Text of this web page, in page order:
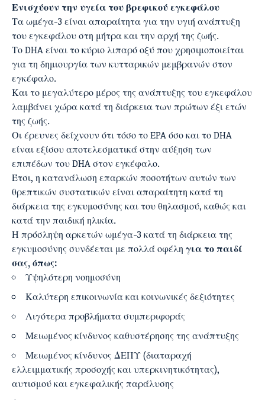
Ενισχύουν την υγεία του βρεφικού εγκεφάλου
Τα ωμέγα-3 είναι απαραίτητα για την υγιή ανάπτυξη
του εγκεφάλου στη μήτρα και την αρχή της ζωής.
Το DHA είναι το κύριο λιπαρό οξύ που χρησιμοποιείται
για τη δημιουργία των κυτταρικών μεμβρανών στον
εγκέφαλο.
Και το μεγαλύτερο μέρος της ανάπτυξης του εγκεφάλου
λαμβάνει χώρα κατά τη διάρκεια των πρώτων έξι ετών
της ζωής.
Οι έρευνες δείχνουν ότι τόσο το EPA όσο και το DHA
είναι εξίσου αποτελεσματικά στην αύξηση των
επιπέδων του DHA στον εγκέφαλο.
Έτσι, η κατανάλωση επαρκών ποσοτήτων αυτών των
θρεπτικών συστατικών είναι απαραίτητη κατά τη
διάρκεια της εγκυμοσύνης και του θηλασμού, καθώς και
κατά την παιδική ηλικία.
Η πρόσληψη αρκετών ωμέγα-3 κατά τη διάρκεια της
εγκυμοσύνης συνδέεται με πολλά οφέλη για το παιδί
σας, όπως:
Υψηλότερη νοημοσύνη
Καλύτερη επικοινωνία και κοινωνικές δεξιότητες
Λιγότερα προβλήματα συμπεριφοράς
Μειωμένος κίνδυνος καθυστέρησης της ανάπτυξης
Μειωμένος κίνδυνος ΔΕΠΥ (διαταραχή
ελλειμματικής προσοχής και υπερκινητικότητας),
αυτισμού και εγκεφαλικής παράλυσης